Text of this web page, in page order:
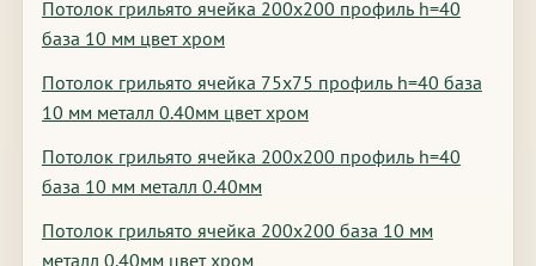
Потолок грильято ячейка 200х200 профиль h=40
база 10 мм цвет хром
Потолок грильято ячейка 75х75 профиль h=40 база
10 мм металл 0.40мм цвет хром
Потолок грильято ячейка 200х200 профиль h=40
база 10 мм металл 0.40мм
Потолок грильято ячейка 200х200 база 10 мм
металл 0.40мм цвет хром